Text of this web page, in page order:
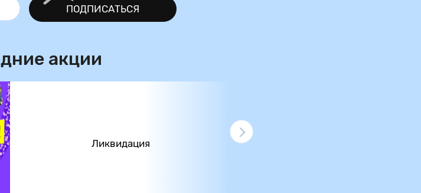
ПОДПИСАТЬСЯ
акции
Ликвидация